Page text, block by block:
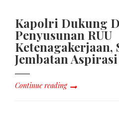
Kapolri Dukung
Penyusunan RUU
Ketenagakerjaan,
Jembatan
Continue reading